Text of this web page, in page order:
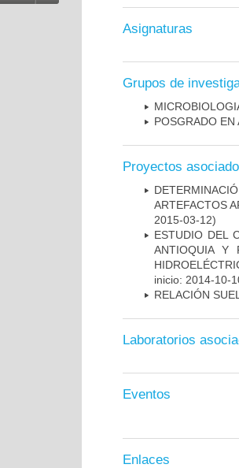
Asignaturas
Grupos de
POSGRADO
Proyectos
ARTEFACTOS
2015-03-12)
ESTUDIO DEL
ANTIOQUIA Y
inicio: 2014-10-
RELACIÓN
Laboratorios
Eventos
Enlaces